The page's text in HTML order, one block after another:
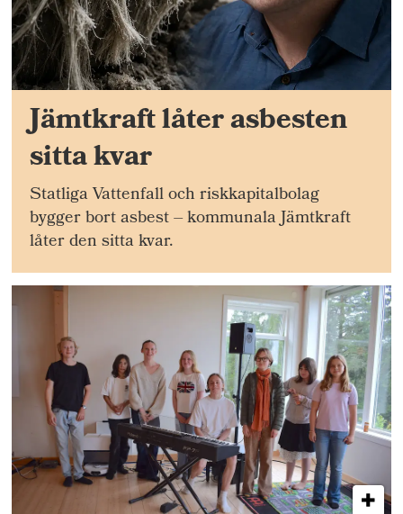
Jämtkraft låter asbesten
sitta kvar
Statliga Vattenfall och riskkapitalbolag
bygger bort asbest – kommunala Jämtkraft
låter den sitta kvar.